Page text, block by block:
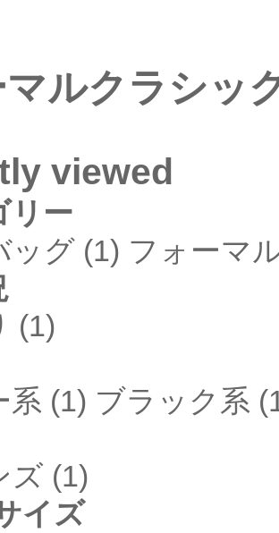
ルクラシッ
viewed
リー
ッグ (1) フォーマ
(1)
系 (1) ブラック系
ズ (1)
イズ